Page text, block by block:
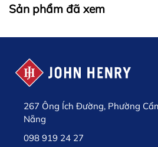
Sản phẩm đã xem
267 Ông Ích Đường, Phường
Nẵng
098 919 24 27